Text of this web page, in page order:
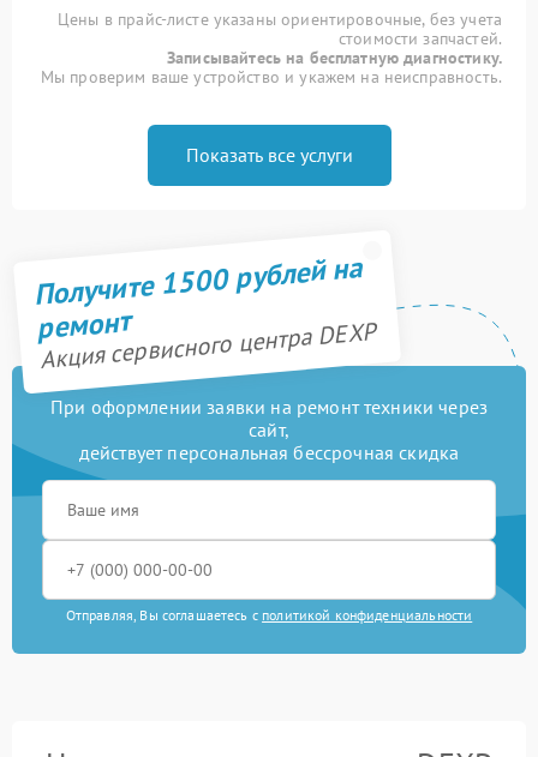
Цены в прайс-листе указаны ориентировочные, без учета
стоимости запчастей.
Записывайтесь на бесплатную диагностику.
Мы проверим ваше устройство и укажем на неисправность.
Показать все услуги
Получите 1500 рублей на
ремонт
Акция сервисного центра DEXP
При оформлении заявки на ремонт техники через
сайт,
действует персональная бессрочная скидка
Отправляя, Вы соглашаетесь с политикой конфиденциальности